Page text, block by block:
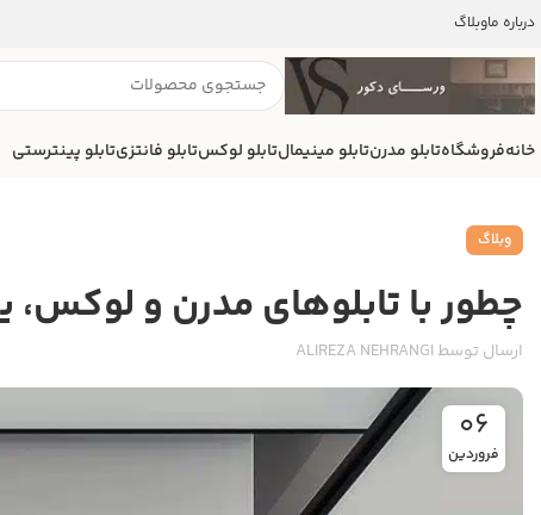
درباره ماوبلاگ
خانهفروشگاهتابلو مدرنتابلو مینیمالتابلو لوکستابلو فانتزیتابلو پینترستی
وبلاگ
چطور با تابلوهای مدرن و
ارسال توسط ALIREZA NEHRANGI
06
فروردین